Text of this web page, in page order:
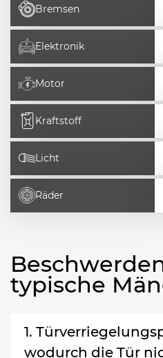
Bremsen
Elektronik
Motor
Kraftstoff
Licht
Räder
typische
1.
wodurch die Tür